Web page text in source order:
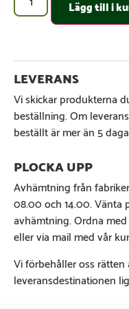
Lägg till i
Vi skickar produkterna
beställning. Om
beställt är mer än 5
Avhämtning från
08.00 och 14.00. Vänta
avhämtning. Ordna
eller via mail med vår
Vi förbehåller oss
leveransdestinationen